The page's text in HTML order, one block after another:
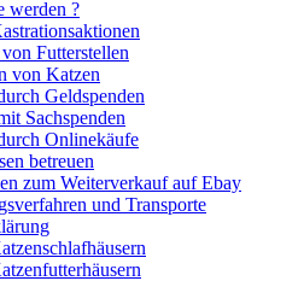
werden ?
Futterstellen
von Katzen
Geldspenden
Sachspenden
Onlinekäufe
betreuen
zum Weiterverkauf auf Ebay
und Transporte